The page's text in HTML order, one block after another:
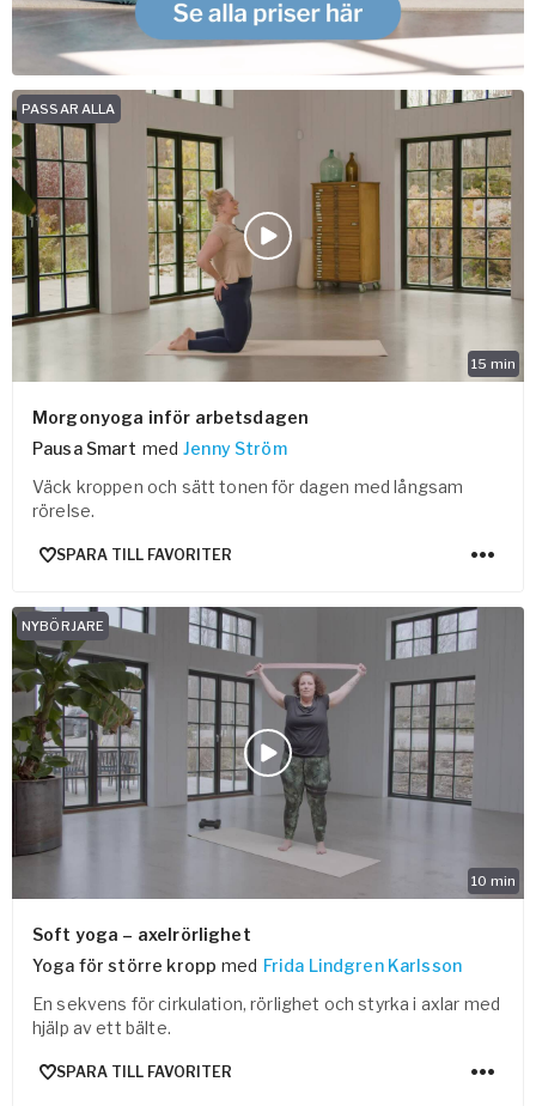
15 min
PASSAR ALLA
Morgonyoga inför arbetsdagen
Pausa Smart med Jenny Ström
Väck kroppen och sätt tonen för dagen med långsam
rörelse.
SPARA TILL FAVORITER
10 min
NYBÖRJARE
Soft yoga – axelrörlighet
Yoga för större kropp med Frida Lindgren Karlsson
En sekvens för cirkulation, rörlighet och styrka i axlar med
hjälp av ett bälte.
SPARA TILL FAVORITER